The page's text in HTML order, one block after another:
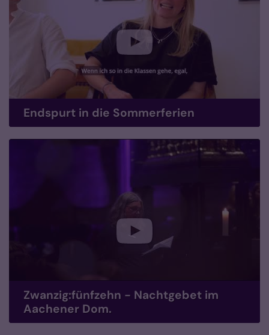
Endspurt in die Sommerferien
Zwanzig:fünfzehn - Nachtgebet im
Aachener Dom.